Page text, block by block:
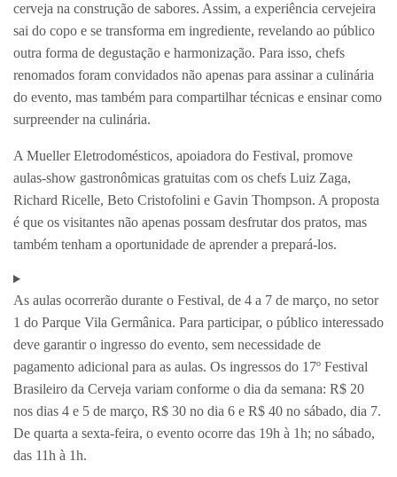
cerveja na construção de sabores. Assim, a experiência cervejeira
sai do copo e se transforma em ingrediente, revelando ao público
outra forma de degustação e harmonização. Para isso, chefs
renomados foram convidados não apenas para assinar a culinária
do evento, mas também para compartilhar técnicas e ensinar como
surpreender na culinária.
A Mueller Eletrodomésticos, apoiadora do Festival, promove
aulas-show gastronômicas gratuitas com os chefs Luiz Zaga,
Richard Ricelle, Beto Cristofolini e Gavin Thompson. A proposta
é que os visitantes não apenas possam desfrutar dos pratos, mas
também tenham a oportunidade de aprender a prepará-los.
As aulas ocorrerão durante o Festival, de 4 a 7 de março, no setor
1 do Parque Vila Germânica. Para participar, o público interessado
deve garantir o ingresso do evento, sem necessidade de
pagamento adicional para as aulas. Os ingressos do 17º Festival
Brasileiro da Cerveja variam conforme o dia da semana: R$ 20
nos dias 4 e 5 de março, R$ 30 no dia 6 e R$ 40 no sábado, dia 7.
De quarta a sexta-feira, o evento ocorre das 19h à 1h; no sábado,
das 11h à 1h.